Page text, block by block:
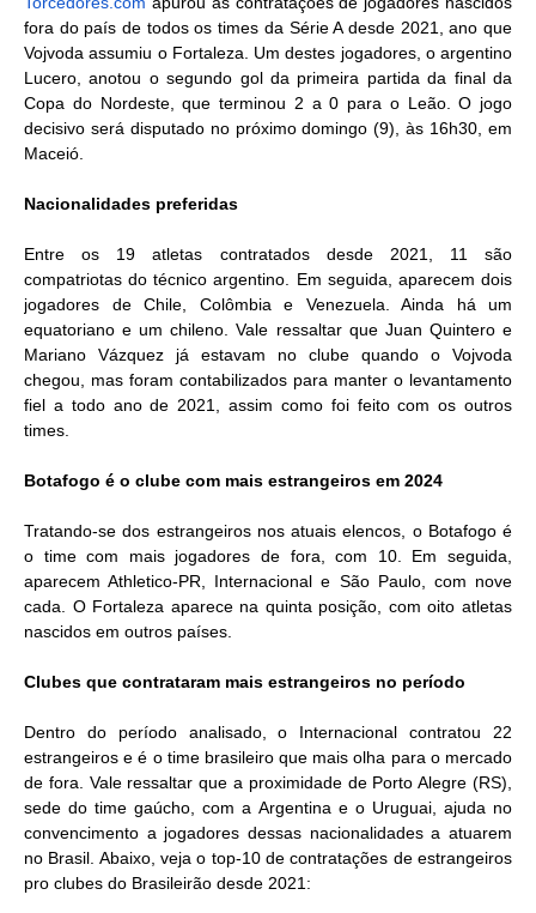
fora do país de todos os times da Série A desde 2021, ano que
Vojvoda assumiu o Fortaleza. Um destes jogadores, o argentino
Lucero, anotou o segundo gol da primeira partida da final da
Copa do Nordeste, que terminou 2 a 0 para o Leão. O jogo
decisivo será disputado no próximo domingo (9), às 16h30, em
Maceió.
Nacionalidades preferidas
Entre os 19 atletas contratados desde 2021, 11 são
compatriotas do técnico argentino. Em seguida, aparecem dois
jogadores de Chile, Colômbia e Venezuela. Ainda há um
equatoriano e um chileno. Vale ressaltar que Juan Quintero e
Mariano Vázquez já estavam no clube quando o Vojvoda
chegou, mas foram contabilizados para manter o levantamento
fiel a todo ano de 2021, assim como foi feito com os outros
times.
Botafogo é o clube com mais estrangeiros em 2024
Tratando-se dos estrangeiros nos atuais elencos, o Botafogo é
o time com mais jogadores de fora, com 10. Em seguida,
aparecem Athletico-PR, Internacional e São Paulo, com nove
cada. O Fortaleza aparece na quinta posição, com oito atletas
nascidos em outros países.
Clubes que contrataram mais estrangeiros no período
Dentro do período analisado, o Internacional contratou 22
estrangeiros e é o time brasileiro que mais olha para o mercado
de fora. Vale ressaltar que a proximidade de Porto Alegre (RS),
sede do time gaúcho, com a Argentina e o Uruguai, ajuda no
convencimento a jogadores dessas nacionalidades a atuarem
no Brasil. Abaixo, veja o top-10 de contratações de estrangeiros
pro clubes do Brasileirão desde 2021: